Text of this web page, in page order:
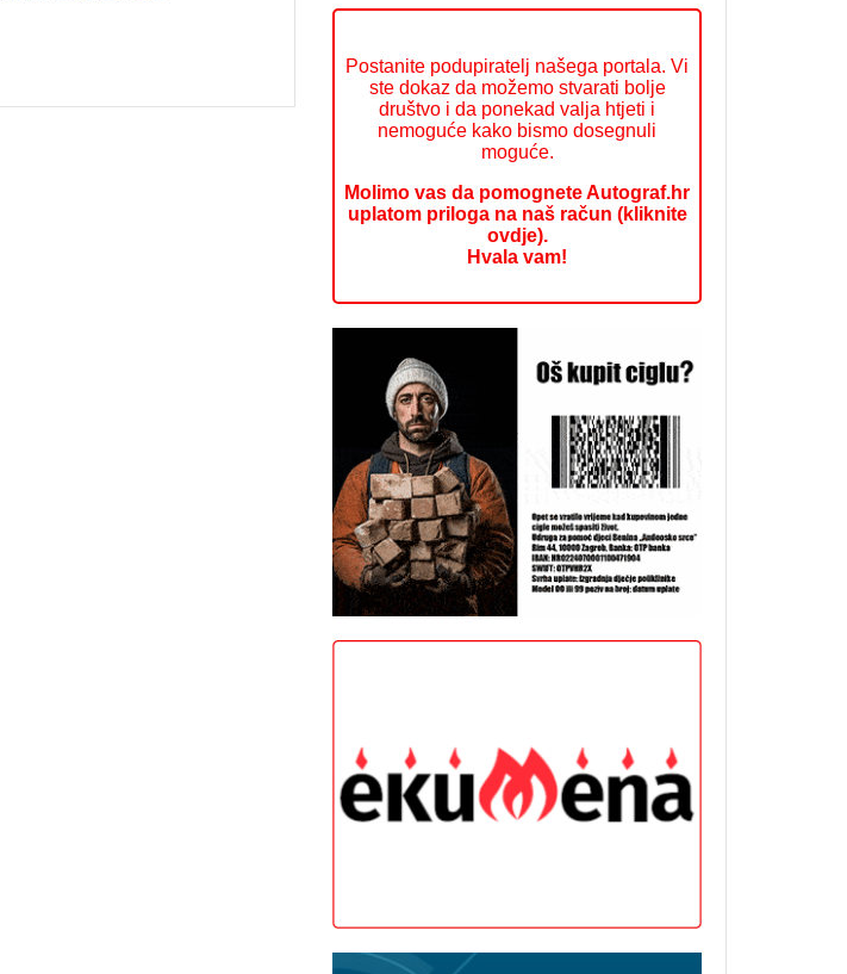
Postanite podupiratelj našega portala. Vi
ste dokaz da možemo stvarati bolje
društvo i da ponekad valja htjeti i
nemoguće kako bismo dosegnuli
moguće.
Molimo vas da pomognete Autograf.hr
uplatom priloga na naš račun (kliknite
ovdje).
Hvala vam!